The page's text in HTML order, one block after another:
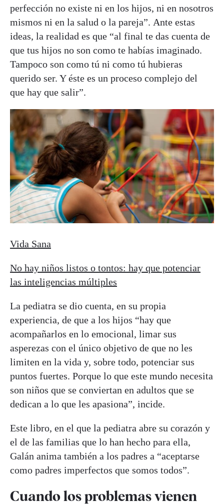
perfección no existe ni en los hijos, ni en nosotros
mismos ni en la salud o la pareja”. Ante estas
ideas, la realidad es que “al final te das cuenta de
que tus hijos no son como te habías imaginado.
Tampoco son como tú ni como tú hubieras
querido ser. Y éste es un proceso complejo del
que hay que salir”.
Vida Sana
No hay niños listos o tontos: hay que potenciar
las inteligencias múltiples
La pediatra se dio cuenta, en su propia
experiencia, de que a los hijos “hay que
acompañarlos en lo emocional, limar sus
asperezas con el único objetivo de que no les
limiten en la vida y, sobre todo, potenciar sus
puntos fuertes. Porque lo que este mundo necesita
son niños que se conviertan en adultos que se
dedican a lo que les apasiona”, incide.
Este libro, en el que la pediatra abre su corazón y
el de las familias que lo han hecho para ella,
Galán anima también a los padres a “aceptarse
como padres imperfectos que somos todos”.
Cuando los problemas vienen